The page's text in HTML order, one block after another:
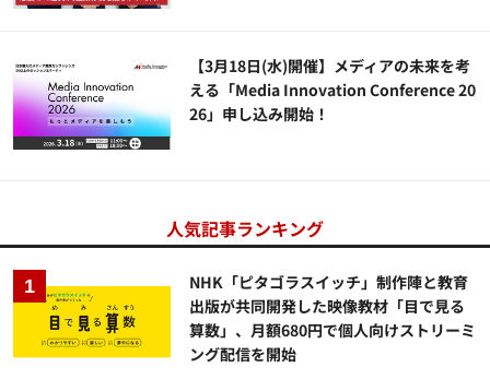
【3月18日(水)開催】メディアの未来を考
える「Media Innovation Conference 20
26」申し込み開始！
人気記事ランキング
NHK「ピタゴラスイッチ」制作陣と教育
出版が共同開発した映像教材「目で見る
算数」、月額680円で個人向けストリーミ
ング配信を開始